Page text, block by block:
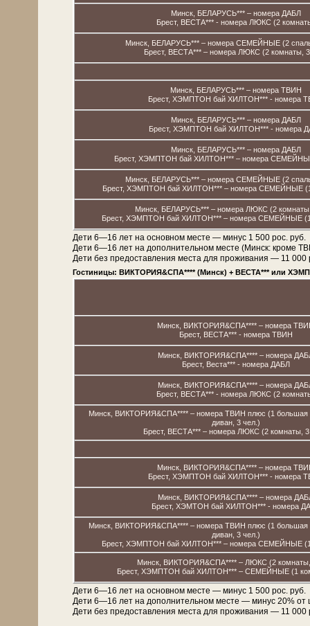
Минск, БЕЛАРУСЬ*** – номера ДАБЛ
Брест, ВЕСТА*** - номера ЛЮКС (2
Минск, БЕЛАРУСЬ*** – номера СЕМЕЙНЫЕ (2
Брест, ВЕСТА*** – номера ЛЮКС (2 комнаты,
Минск, БЕЛАРУСЬ*** – номера ТВИН
Брест, ХЭМПТОН бай ХИЛТОН*** - номера
Минск, БЕЛАРУСЬ*** – номера ДАБЛ
Брест, ХЭМПТОН бай ХИЛТОН*** - номера
Минск, БЕЛАРУСЬ*** – номера ДАБЛ
Брест, ХЭМПТОН бай ХИЛТОН*** – номера
Минск, БЕЛАРУСЬ*** – номера СЕМЕЙНЫЕ (2
Брест, ХЭМПТОН бай ХИЛТОН*** – номера СЕМЕЙНЫЕ (1
Минск, БЕЛАРУСЬ*** – номера ЛЮКС (2
Брест, ХЭМПТОН бай ХИЛТОН*** – номера СЕМЕЙНЫЕ (1
Дети 6—16 лет на основном месте — минус 1 500 рос. руб.
Дети 6—16 лет на дополнительном месте (Минск:
Дети без предоставления места для проживания — 11 000
Гостиницы: ВИКТОРИЯ&СПА**** (Минск) + ВЕСТА*** или
Минск, ВИКТОРИЯ&СПА**** – номера
Брест, ВЕСТА*** - номера ТВИН
Минск, ВИКТОРИЯ&СПА**** – номера
Брест, Веста*** - номера ДАБЛ
Минск, ВИКТОРИЯ&СПА**** – номера
Брест, ВЕСТА*** - номера ЛЮКС (2
Минск, ВИКТОРИЯ&СПА**** – номера ТВИН плюс (1 большая
диван, 3 чел.)
Брест, ВЕСТА*** – номера ЛЮКС (2 комнаты, 3
Минск, ВИКТОРИЯ&СПА**** – номера
Брест, ХЭМПТОН бай ХИЛТОН*** - номера
Минск, ВИКТОРИЯ&СПА**** – номера
Брест, ХЭМТОН бай ХИЛТОН*** - номера
Минск, ВИКТОРИЯ&СПА**** – номера ТВИН плюс (1 большая
диван, 3 чел.)
Брест, ХЭМПТОН бай ХИЛТОН*** – номера СЕМЕЙНЫЕ (1
Минск, ВИКТОРИЯ&СПА**** – ЛЮКС (2
Брест, ХЭМПТОН бай ХИЛТОН*** – СЕМЕЙНЫЕ (1
Дети 6—16 лет на основном месте — минус 1 500 рос. руб.
Дети 6—16 лет на дополнительном месте — минус 20%
Дети без предоставления места для проживания — 11 000